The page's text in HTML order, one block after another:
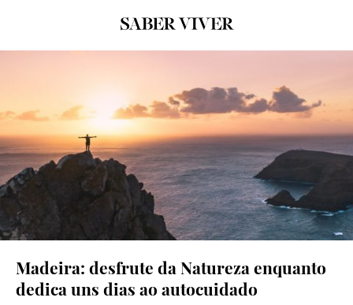
©Jackson Groves
Madeira: desfrute da Natureza enquanto
dedica uns dias ao autocuidado